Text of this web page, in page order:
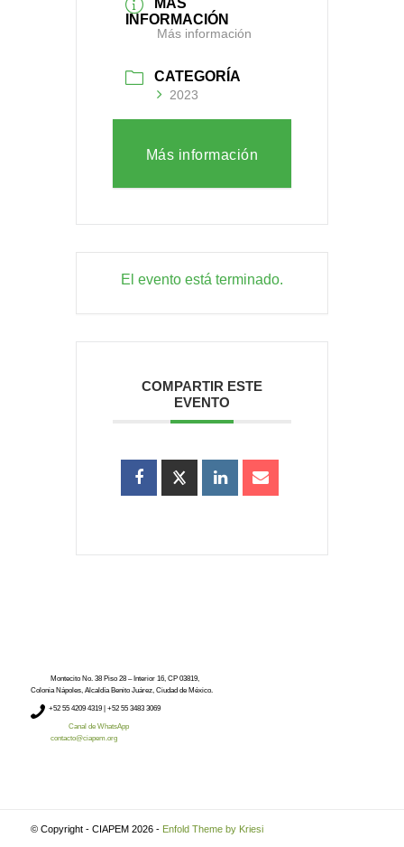
INFORMACIÓN
Más información
CATEGORÍA
2023
Más información
El evento está terminado.
COMPARTIR ESTE
EVENTO
Montecito No. 38 Piso 28 – Interior 16, CP 03819,
Colonia Nápoles, Alcaldía Benito Juárez, Ciudad de México.
+52 55 4209 4319 | +52 55 3483 3069
Canal de WhatsApp
contacto@ciapem.org
© Copyright - CIAPEM 2026 - Enfold Theme by Kriesi